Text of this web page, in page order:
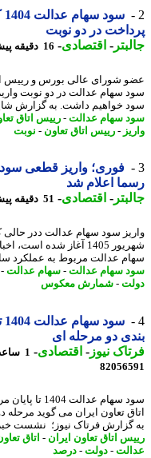
سود
در دو نوبت
-اقتصادی-16 دقیقه پیش - یکشنبه 18 مرداد 1405، 19:47
شورای عالی بورس و رییس اتاق
سهام عدالت در دو نوبت واریز
خواهیم داشت. به گزارش
سهام عدالت-رییس اتاق تعاون
- رییس اتاق تعاون-نوبت
فوری؛ واریز قطعی سود
اعلام شد
-اقتصادی-51 دقیقه پیش - یکشنبه 18 مرداد 1405، 19:12
سود سهام عدالت ددر حالی که
شهریور 1405 آغاز شده است،
مربوط به عملکرد سال 1404 حکایت دارد. - ر شهریور ...
سهام عدالت-سهام عدالت-
-شمارش معکوس
سود
دو مرحله ای
نیوز-اقتصادی-1 ساعت پیش - یکشنبه 18 مرداد 1405، 19:02
سود سهام عدالت
تعاون ایران می گوید مرحله دوم
فرتاک نیوز؛ نشست خبری ...
اتاق تعاون ایران - اتاق تعاون
-دولت-درصد